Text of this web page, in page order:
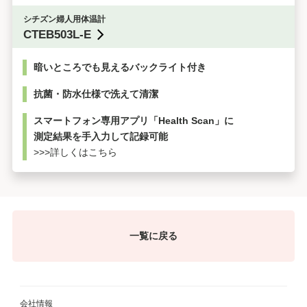
シチズン婦人用体温計
CTEB503L-E
暗いところでも見えるバックライト付き
抗菌・防水仕様で洗えて清潔
スマートフォン専用アプリ「Health Scan」に
測定結果を手入力して記録可能
>>>詳しくはこちら
一覧に戻る
会社情報